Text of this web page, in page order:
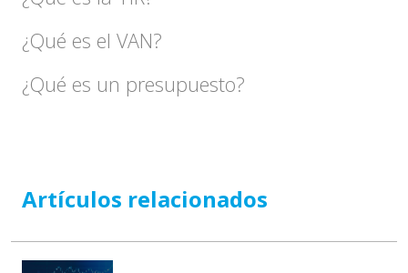
¿Qué es el VAN?
¿Qué es un presupuesto?
Artículos relacionados